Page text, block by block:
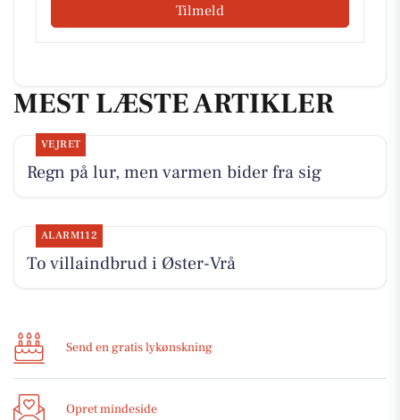
Tilmeld
MEST LÆSTE ARTIKLER
VEJRET
Regn på lur, men varmen bider fra sig
ALARM112
To villaindbrud i Øster-Vrå
Send en gratis lykønskning
Opret mindeside